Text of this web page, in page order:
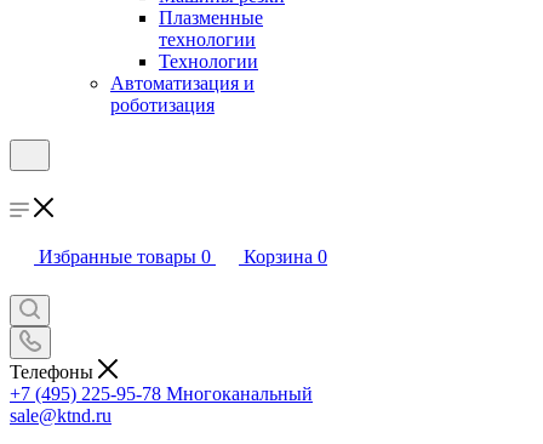
Плазменные
технологии
Технологии
Автоматизация и
роботизация
Избранные товары 0 Корзина 0
Телефоны
+7 (495) 225-95-78 Многоканальный
sale@ktnd.ru